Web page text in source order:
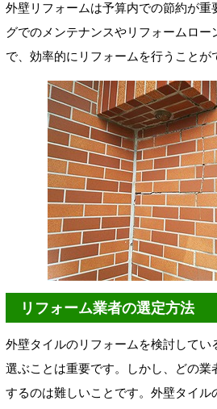
外壁リフォームは予算内での節約が重
グでのメンテナンスやリフォームロー
で、効率的にリフォームを行うことが
リフォーム業者の選定方法
外壁タイルのリフォームを検討してい
選ぶことは重要です。しかし、どの業
するのは難しいことです。外壁タイル